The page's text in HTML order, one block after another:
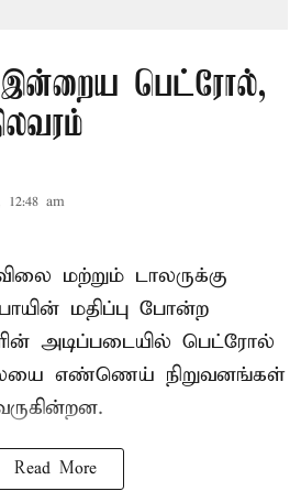
பெட்ரோல்,
12:48 am
மற்றும் டாலருக்கு
மதிப்பு போன்ற
அடிப்படையில் பெட்ரோல்
யை எண்ணெய் நிறுவனங்கள்
Read More